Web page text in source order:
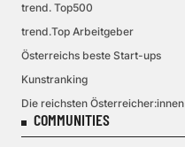
trend. Top500
trend.Top Arbeitgeber
Österreichs beste Start-ups
Kunstranking
Die reichsten Österreicher:innen
COMMUNITIES